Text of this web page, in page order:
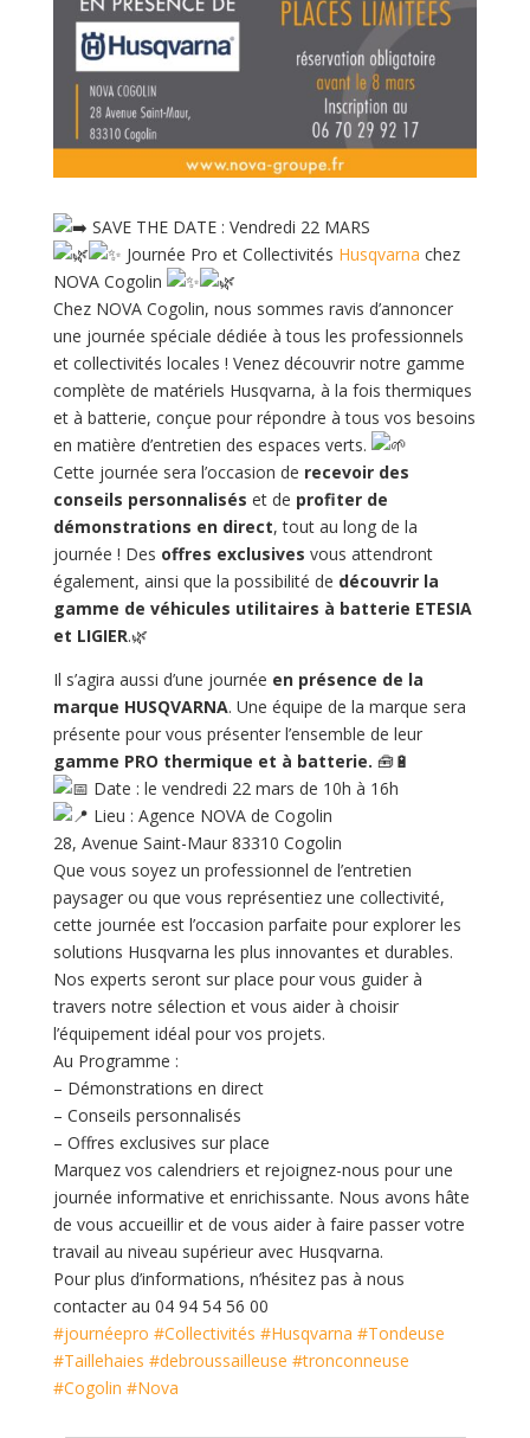
SAVE THE DATE : Vendredi 22 MARS
Journée Pro et Collectivités Husqvarna chez
NOVA Cogolin
Chez NOVA Cogolin, nous sommes ravis d’annoncer
une journée spéciale dédiée à tous les professionnels
et collectivités locales ! Venez découvrir notre gamme
complète de matériels Husqvarna, à la fois thermiques
et à batterie, conçue pour répondre à tous vos besoins
en matière d’entretien des espaces verts.
Cette journée sera l’occasion de recevoir des
conseils personnalisés et de profiter de
démonstrations en direct, tout au long de la
journée ! Des offres exclusives vous attendront
également, ainsi que la possibilité de découvrir la
gamme de véhicules utilitaires à batterie ETESIA
et LIGIER.🌿
Il s’agira aussi d’une journée en présence de la
marque HUSQVARNA. Une équipe de la marque sera
présente pour vous présenter l’ensemble de leur
gamme PRO thermique et à batterie. 🧰️🔋
Date : le vendredi 22 mars de 10h à 16h
Lieu : Agence NOVA de Cogolin
28, Avenue Saint-Maur 83310 Cogolin
Que vous soyez un professionnel de l’entretien
paysager ou que vous représentiez une collectivité,
cette journée est l’occasion parfaite pour explorer les
solutions Husqvarna les plus innovantes et durables.
Nos experts seront sur place pour vous guider à
travers notre sélection et vous aider à choisir
l’équipement idéal pour vos projets.
Au Programme :
– Démonstrations en direct
– Conseils personnalisés
– Offres exclusives sur place
Marquez vos calendriers et rejoignez-nous pour une
journée informative et enrichissante. Nous avons hâte
de vous accueillir et de vous aider à faire passer votre
travail au niveau supérieur avec Husqvarna.
Pour plus d’informations, n’hésitez pas à nous
contacter au 04 94 54 56 00
#journéepro #Collectivités #Husqvarna #Tondeuse
#Taillehaies #debroussailleuse #tronconneuse
#Cogolin #Nova